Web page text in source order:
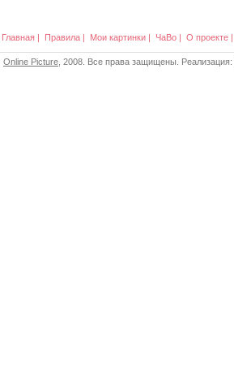
Главная | Правила | Мои картинки | ЧаВо | О проекте |
Online Picture , 2008. Все права защищены. Реализация: